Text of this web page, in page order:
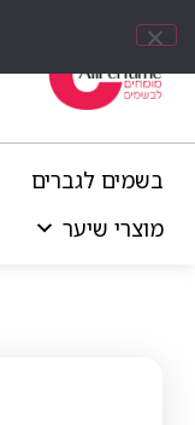
בשמים לגברים
מוצרי שיער